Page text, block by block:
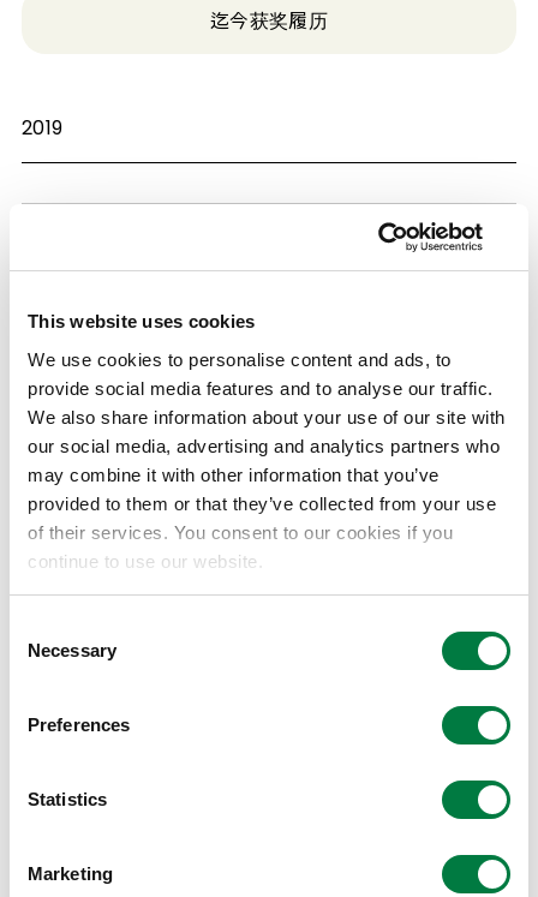
This website uses cookies
We use cookies to personalise content and ads, to
provide social media features and to analyse our traffic.
We also share information about your use of our site with
our social media, advertising and analytics partners who
may combine it with other information that you’ve
provided to them or that they’ve collected from your use
of their services. You consent to our cookies if you
continue to use our website.
Selection
Necessary
Preferences
Statistics
Marketing
迄今获奖履历
2019
荣誉会员称号
业绩
通过在高分子学会持续开展活动，为
高分子科学和技术的发展作出贡献
（通过学术/研究活动、教育/公益活
动或产业技术研发和教育活动，为高
分子科学技术的发展作出贡献）
研发了眼球手术训练模拟器“Bionic-
日本化学会 化学技术奖
业绩
研发了新型聚烯烃—硅酮共聚合体